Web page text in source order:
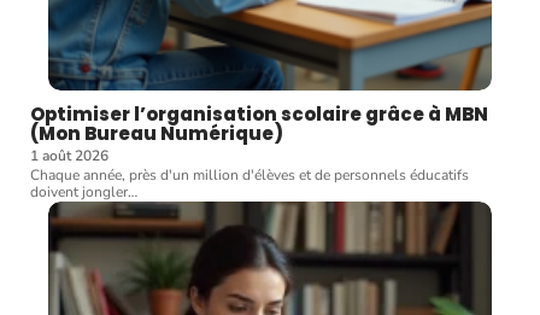
Optimiser l’organisation scolaire grâce à MBN
(Mon Bureau Numérique)
1 août 2026
Chaque année, près d'un million d'élèves et de personnels éducatifs
doivent jongler…